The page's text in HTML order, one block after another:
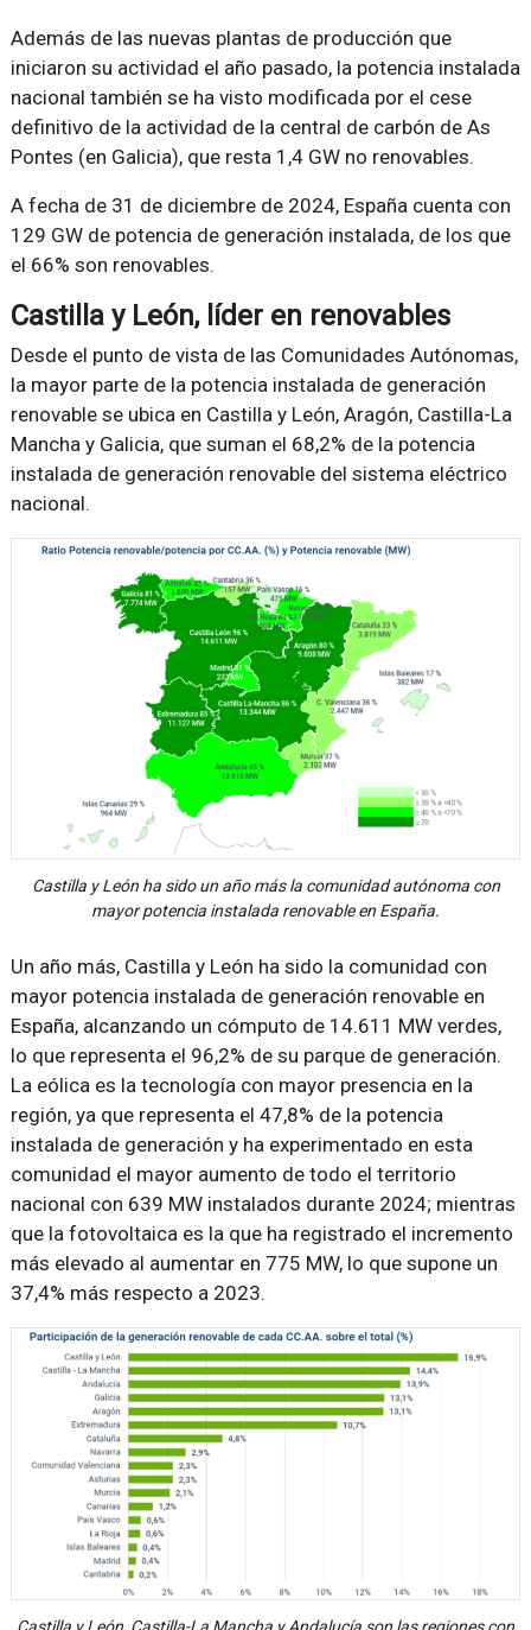
Además de las nuevas plantas de producción que
iniciaron su actividad el año pasado, la potencia instalada
nacional también se ha visto modificada por el cese
definitivo de la actividad de la central de carbón de As
Pontes (en Galicia), que resta 1,4 GW no renovables.
A fecha de 31 de diciembre de 2024, España cuenta con
129 GW de potencia de generación instalada, de los que
el 66% son renovables.
Castilla y León, líder en renovables
Desde el punto de vista de las Comunidades Autónomas,
la mayor parte de la potencia instalada de generación
renovable se ubica en Castilla y León, Aragón, Castilla-La
Mancha y Galicia, que suman el 68,2% de la potencia
instalada de generación renovable del sistema eléctrico
nacional.
Castilla y León ha sido un año más la comunidad autónoma con
mayor potencia instalada renovable en España.
Un año más, Castilla y León ha sido la comunidad con
mayor potencia instalada de generación renovable en
España, alcanzando un cómputo de 14.611 MW verdes,
lo que representa el 96,2% de su parque de generación.
La eólica es la tecnología con mayor presencia en la
región, ya que representa el 47,8% de la potencia
instalada de generación y ha experimentado en esta
comunidad el mayor aumento de todo el territorio
nacional con 639 MW instalados durante 2024; mientras
que la fotovoltaica es la que ha registrado el incremento
más elevado al aumentar en 775 MW, lo que supone un
37,4% más respecto a 2023.